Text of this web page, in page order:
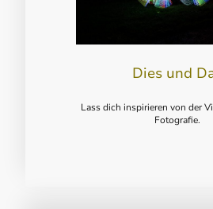
Dies und
Lass dich inspirieren von der
Fotografie.